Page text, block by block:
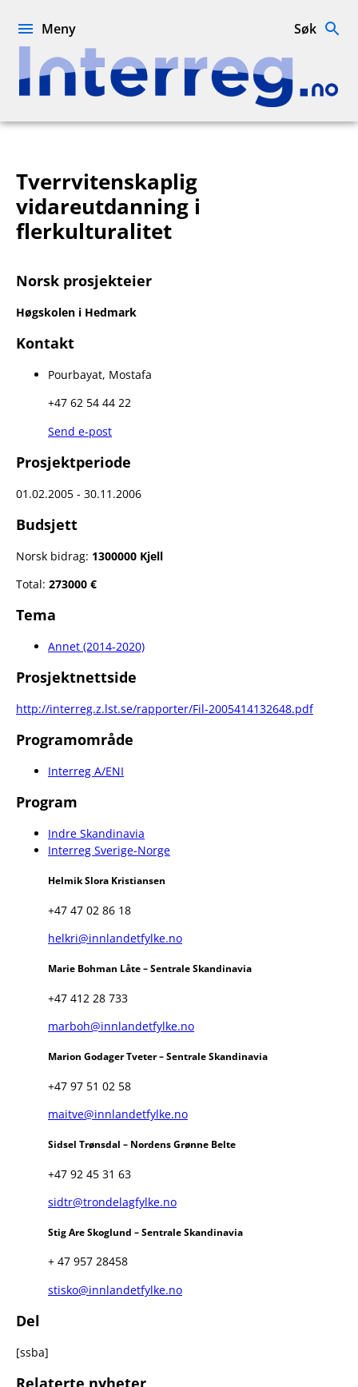
Interreg.no
Meny Søk
Tverrvitenskaplig
vidareutdanning i
flerkulturalitet
Norsk prosjekteier
Høgskolen i Hedmark
Kontakt
Pourbayat, Mostafa
+47 62 54 44 22
Send e-post
Prosjektperiode
01.02.2005 - 30.11.2006
Budsjett
Norsk bidrag: 1300000 Kjell
Total: 273000 €
Tema
Annet (2014-2020)
Prosjektnettside
http://interreg.z.lst.se/rapporter/Fil-2005414132648.pdf
Programområde
Interreg A/ENI
Program
Indre Skandinavia
Interreg Sverige-Norge
Helmik Slora Kristiansen
+47 47 02 86 18
helkri@innlandetfylke.no
Marie Bohman Låte – Sentrale Skandinavia
+47 412 28 733
marboh@innlandetfylke.no
Marion Godager Tveter – Sentrale Skandinavia
+47 97 51 02 58
maitve@innlandetfylke.no
Sidsel Trønsdal – Nordens Grønne Belte
+47 92 45 31 63
sidtr@trondelagfylke.no
Stig Are Skoglund – Sentrale Skandinavia
+ 47 957 28458
stisko@innlandetfylke.no
Del
[ssba]
Relaterte nyheter